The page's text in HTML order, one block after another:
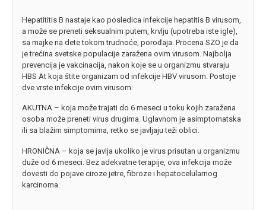
Hepatititis B nastaje kao posledica infekcije hepatitis B virusom,
a može se preneti seksualnim putem, krvlju (upotreba iste igle),
sa majke na dete tokom trudnoće, porođaja. Procena SZO je da
je trećina svetske populacije zaražena ovim virusom. Najbolja
prevencija je vakcinacija, nakon koje se u organizmu stvaraju
HBS At koja štite organizam od infekcije HBV virusom. Postoje
dve vrste infekcije ovim virusom:
AKUTNA – koja može trajati do 6 meseci u toku kojih zaražena
osoba može preneti virus drugima. Uglavnom je asimptomatska
ili sa blažim simptomima, retko se javljaju teži oblici.
HRONIČNA – koja se javlja ukoliko je virus prisutan u organizmu
duže od 6 meseci. Bez adekvatne terapije, ova infekcija može
dovesti do pojave ciroze jetre, fibroze i hepatocelularnog
karcinoma.